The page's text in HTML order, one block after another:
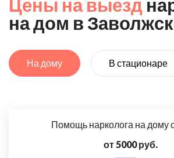
Цены на выезд
на дом в
На дому В стационаре
Помощь нарколога на дому
от 5000 руб.